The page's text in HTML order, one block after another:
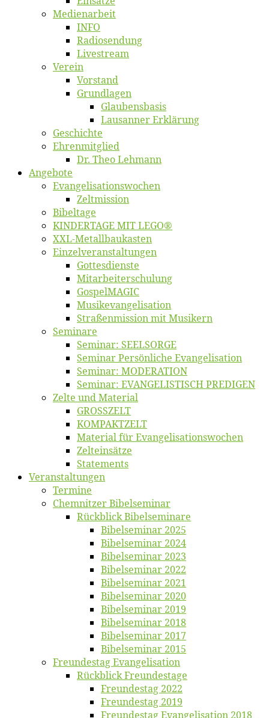
Me­di­en­ar­beit
INFO
Ra­dio­sen­dung
Live­stream
Ver­ein
Vor­stand
Grund­la­gen
Glaubens­ba­sis
Lausan­ner Erklärung
Ge­schich­te
Eh­ren­mit­glied
Dr. Theo Lehmann
An­ge­bo­te
Evangelisa­tions­wo­chen
Zelt­mis­si­on
Bi­bel­ta­ge
KINDERTAGE MIT LEGO®
XXL-Me­­tal­l­­bau­­kas­­ten
Einzelver­an­stal­tungen
Got­tes­diens­te
Mitarbeiter­schulung
Gos­pel­MA­GIC
Musikevan­ge­li­sa­tion
Straßenmis­sion mit Musikern
Se­mi­na­re
Se­mi­nar: SEELSORGE
Se­mi­nar Per­sön­li­che Evangelisation
Se­mi­nar: MODERATION
Se­mi­nar: EVANGELISTISCH PREDIGEN
Zel­te und Material
GROSSZELT
KOMPAKTZELT
Ma­te­ri­al für Evangelisationswochen
Zelt­ein­sät­ze
State­ments
Ver­an­stal­tun­gen
Ter­mi­ne
Chemnit­zer Bibelseminar
Rück­blick Bibelseminare
Bi­bel­se­mi­nar 2025
Bi­bel­se­mi­nar 2024
Bi­bel­se­mi­nar 2023
Bi­bel­se­mi­nar 2022
Bi­bel­se­mi­nar 2021
Bi­bel­se­mi­nar 2020
Bi­bel­se­mi­nar 2019
Bi­bel­se­mi­nar 2018
Bibelsemi­nar 2017
Bibelsemi­nar 2015
Freun­des­tag Evangelisation
Rück­blick Freundestage
Freun­des­tag 2022
Freun­des­tag 2019
Freun­des­tag Evan­ge­li­sa­ti­on 2018